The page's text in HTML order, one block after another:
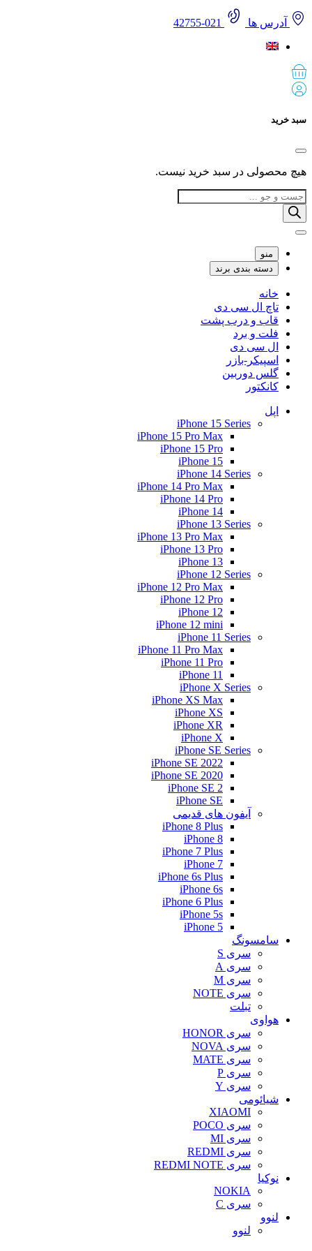
آدرس ها
خرید
محصولی در سبد خرید نیست.
منو
دسته بندی برند
خانه
تاچ ال سی دی
قاب و درب پشت
فلت و برد
ال سی دی
اسپیکر-بازر
گلس دوربین
کانکتور
اپل
iPhone 15 Series
iPhone 15 Pro Max
iPhone 15 Pro
iPhone 15
iPhone 14 Series
iPhone 14 Pro Max
iPhone 14 Pro
iPhone 14
iPhone 13 Series
iPhone 13 Pro Max
iPhone 13 Pro
iPhone 13
iPhone 12 Series
iPhone 12 Pro Max
iPhone 12 Pro
iPhone 12
iPhone 12 mini
iPhone 11 Series
iPhone 11 Pro Max
iPhone 11 Pro
iPhone 11
iPhone X Series
iPhone XS Max
iPhone XS
iPhone XR
iPhone X
iPhone SE Series
iPhone SE 2022
iPhone SE 2020
iPhone SE 2
iPhone SE
آیفون های قدیمی
iPhone 8 Plus
iPhone 8
iPhone 7 Plus
iPhone 7
iPhone 6s Plus
iPhone 6s
iPhone 6 Plus
iPhone 5s
iPhone 5
سامسونگ
سری S
سری A
سری M
سری NOTE
تبلت
هواوی
سری HONOR
سری NOVA
سری MATE
سری P
سری Y
شیائومی
XIAOMI
سری POCO
سری MI
سری REDMI
سری REDMI NOTE
نوکیا
NOKIA
سری C
لنوو
لنوو